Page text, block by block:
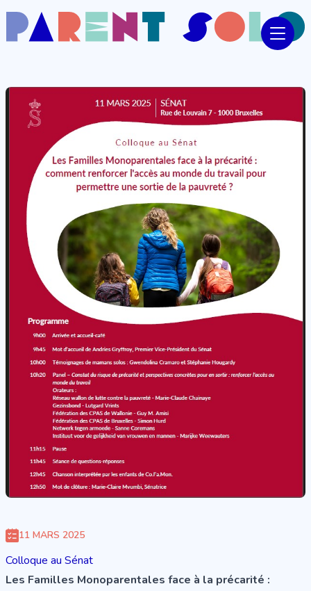
11 MARS 2025
Colloque au Sénat
Les Familles Monoparentales face à la précarité :